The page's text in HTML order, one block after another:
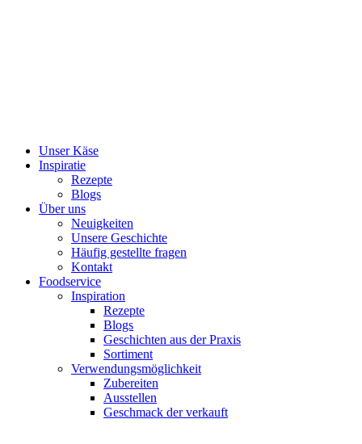
Unser Käse
Inspiratie
Rezepte
Blogs
Über uns
Neuigkeiten
Unsere Geschichte
Häufig gestellte fragen
Kontakt
Foodservice
Inspiration
Rezepte
Blogs
Geschichten aus der Praxis
Sortiment
Verwendungsmöglichkeit
Zubereiten
Ausstellen
Geschmack der verkauft